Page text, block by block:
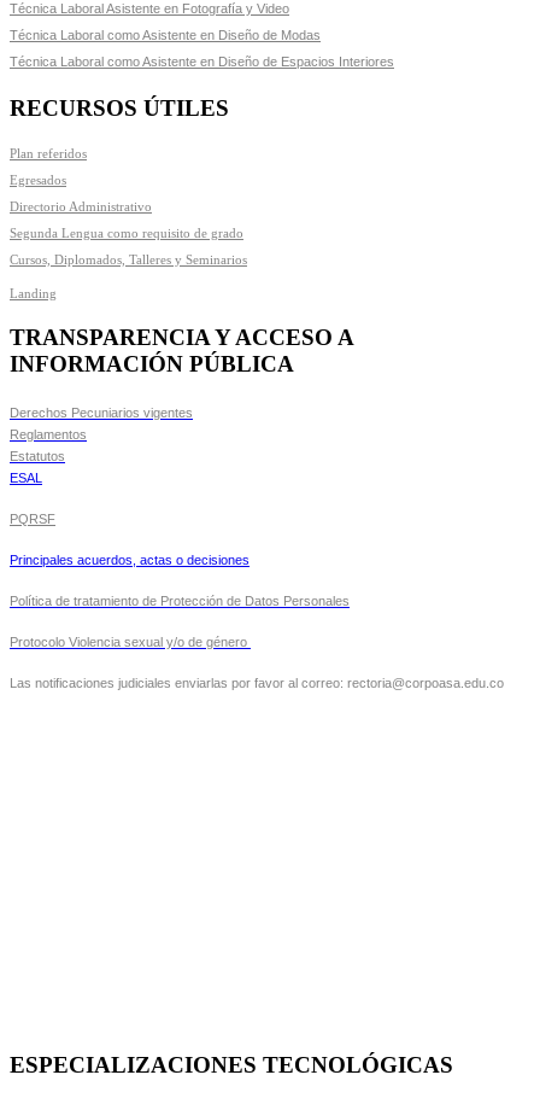
Técnica Laboral Asistente en Fotografía y Video
Técnica Laboral como Asistente en Diseño de Modas
Técnica Laboral como Asistente en Diseño de Espacios Interiores
RECURSOS ÚTILES
Plan referidos
Egresados
Directorio Administrativo
Segunda Lengua como requisito de grado
Cursos, Diplomados, Talleres y Seminarios
Landing
TRANSPARENCIA Y ACCESO A
INFORMACIÓN PÚBLICA
Derechos Pecuniarios vigentes
Reglamentos
Estatutos
ESAL
PQRSF
Principales acuerdos, actas o decisiones
Política de tratamiento de Protección de Datos Personales
Protocolo Violencia sexual y/o de género
Las notificaciones judiciales enviarlas por favor al correo: rectoria@corpoasa.edu.co
ESPECIALIZACIONES TECNOLÓGICAS